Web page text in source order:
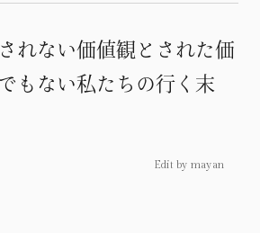
れない価値観とされた価
もない私たちの行く末
Edit by mayan